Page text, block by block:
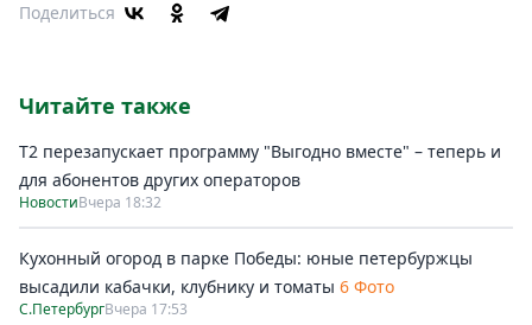
Поделиться
Читайте также
Т2 перезапускает программу "Выгодно вместе" – теперь и
для абонентов других операторов
НовостиВчера 18:32
Кухонный огород в парке Победы: юные петербуржцы
высадили кабачки, клубнику и томаты 6 Фото
С.ПетербургВчера 17:53